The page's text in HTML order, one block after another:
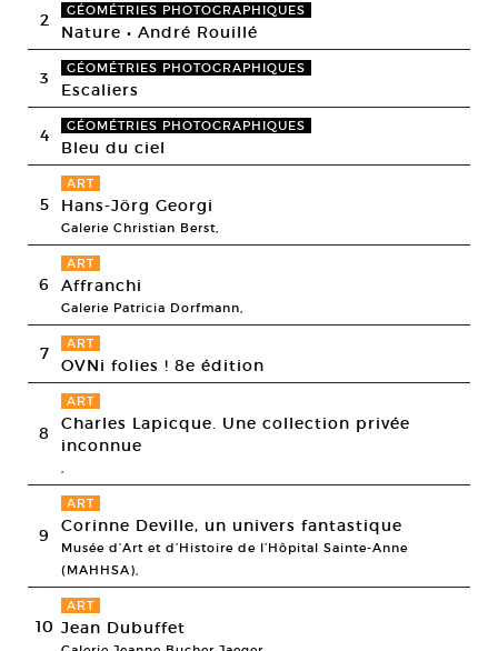
2 GÉOMÉTRIES PHOTOGRAPHIQUES
Nature • André Rouillé
3 GÉOMÉTRIES PHOTOGRAPHIQUES
Escaliers
4 GÉOMÉTRIES PHOTOGRAPHIQUES
Bleu du ciel
5
ART
Hans-Jörg Georgi
Galerie Christian Berst,
6
ART
Affranchi
Galerie Patricia Dorfmann,
7 ART
OVNi folies ! 8e édition
8
ART
Charles Lapicque. Une collection privée
inconnue
,
9
ART
Corinne Deville, un univers fantastique
Musée d’Art et d’Histoire de l’Hôpital Sainte-Anne
(MAHHSA),
10
ART
Jean Dubuffet